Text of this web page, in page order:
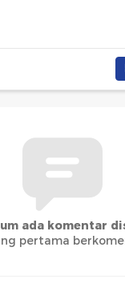
ada komentar
pertama